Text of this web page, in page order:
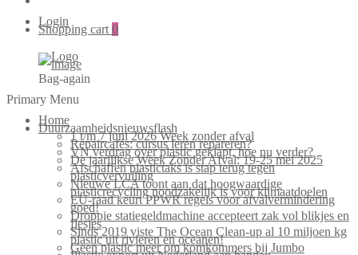
Login
Shopping cart 0
Bag-again
Primary Menu
Home
Duurzaamheidsnieuwsflash
1 t/m 7 juni 2026 Week zonder afval
Repaircafés: cursus leren repareren?
VN verdrag over plastic geklapt, hoe nu verder?
De jaarlijkse Week Zonder Afval: 19-25 mei 2025
Afschaffen plastictaks is stap terug tegen
plasticvervuiling
Nieuwe LCA toont aan dat hoogwaardige
plasticrecycling noodzakelijk is voor klimaatdoelen
EU-raad keurt PPWR regels voor afvalvermindering
goed!
Droppie statiegeldmachine accepteert zak vol blikjes en
flesjes
Sinds 2019 viste The Ocean Clean-up al 10 miljoen kg
plastic uit rivieren en oceanen!
Geen plastic meer om komkommers bij Jumbo